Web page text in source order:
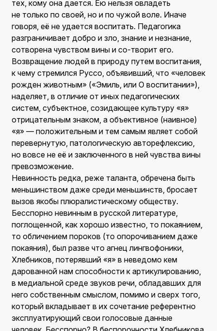
тех, кому она дается. Ею нельзя овладеть
не только по своей, но и по чужой воле. Иначе
говоря, её не удается воспитать. Педагогика
разграничивает добро и зло, знание и незнание,
сотворена чувством вины и со-творит его.
Возвращение людей в природу путем воспитания,
к чему стремился Руссо, объявивший, что «человек
рожден животным» («Эмиль, или О воспитании»),
наделяет, в отличие от иных педагогических
систем, субъектное, созидающее культуру «я»
отрицательным знаком, а объективное (наивное)
«я» — положительным и тем самым являет собой
перевернутую, патологическую авторефлексию,
но вовсе не её и заключенного в ней чувства вины
превозможение.
Невинность редка, реже таланта, обречена быть
меньшинством даже среди меньшинств, бросает
вызов якобы плюралистическому обществу.
Бесспорно невинным в русской литературе,
поглощенной, как хорошо известно, то покаянием,
то обличением пороков (то опорочиванием даже
покаяния), был разве что агнец лингвофоники,
Хлебников, потерявший «я» в неведомо кем
дарованной нам способности к артикулированию,
в медиальной среде звуков речи, обладавших для
него собственным смыслом, помимо и сверх того,
который вкладывает в их сочетание референтно
эксплуатирующий свои голосовые данные